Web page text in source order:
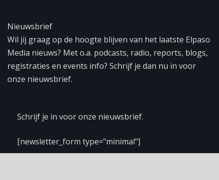
Nieuwsbrief
Wil jij graag op de hoogte blijven van het laatste Elpaso
Media nieuws? Met o.a. podcasts, radio, reports, blogs,
registraties en events info? Schrijf je dan nu in voor
onze nieuwsbrief.
Schrijf je in voor onze nieuwsbrief.
[newsletter_form type="minimal"]